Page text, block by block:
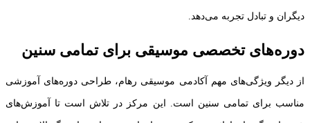
دیگران و تبادل تجربه می‌دهد.
دوره‌های تخصصی موسیقی برای تمامی سنین
از دیگر ویژگی‌های مهم آکادمی موسیقی رهام، طراحی دوره‌های آموزشی
مناسب برای تمامی سنین است. این مرکز در تلاش است تا آموزش‌های